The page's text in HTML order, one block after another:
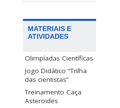
MATERIAIS E
ATIVIDADES
Olimpíadas Científicas
Jogo Didático “Trilha
das cientistas”
Treinamento Caça
Asteroides